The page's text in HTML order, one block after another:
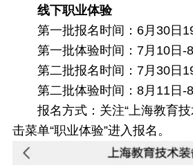
线下职业体验
第一批报名时间：6月30日
第一批体验时间：7月10日-
第二批报名时间：7月30日
第二批体验时间：8月11日-
报名方式：关注“上海教育
击菜单“职业体验”进入报名。